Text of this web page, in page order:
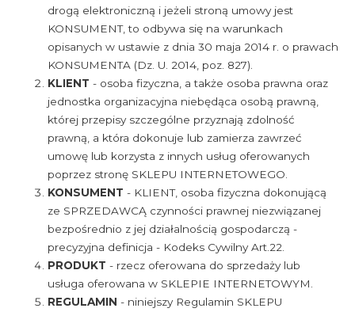
drogą elektroniczną i jeżeli stroną umowy jest
KONSUMENT, to odbywa się na warunkach
opisanych w ustawie z dnia 30 maja 2014 r. o prawach
KONSUMENTA (Dz. U. 2014, poz. 827).
KLIENT - osoba fizyczna, a także osoba prawna oraz
jednostka organizacyjna niebędąca osobą prawną,
której przepisy szczególne przyznają zdolność
prawną, a która dokonuje lub zamierza zawrzeć
umowę lub korzysta z innych usług oferowanych
poprzez stronę SKLEPU INTERNETOWEGO.
KONSUMENT - KLIENT, osoba fizyczna dokonującą
ze SPRZEDAWCĄ czynności prawnej niezwiązanej
bezpośrednio z jej działalnością gospodarczą -
precyzyjna definicja - Kodeks Cywilny Art.22.
PRODUKT - rzecz oferowana do sprzedaży lub
usługa oferowana w SKLEPIE INTERNETOWYM.
REGULAMIN - niniejszy Regulamin SKLEPU